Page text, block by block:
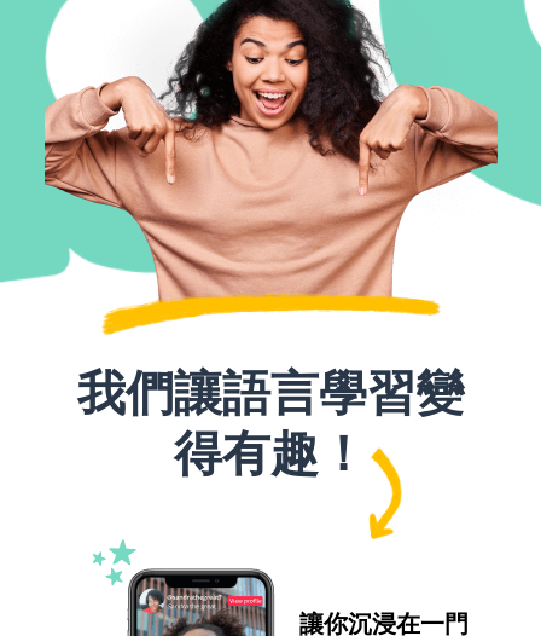
我們讓語言學習變
得有趣！
讓你沉浸在一門